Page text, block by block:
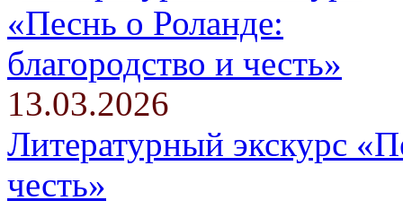
13.03.2026
Литературный экскурс
честь»